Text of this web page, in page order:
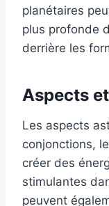
planétaires
plus profonde
derrière les
Aspects
Les aspects
conjonctions,
créer des
stimulantes
peuvent